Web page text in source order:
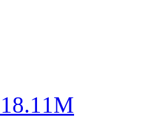
18.11M